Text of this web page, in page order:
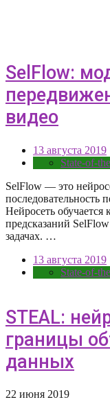
SelFlow:
видео
13 августа 2019
State-of-
SelFlow — это
последовательность
Нейросеть обучается
предсказаний
задачах. …
13 августа 2019
State-of-
STEAL:
границы
данных
22 июня 2019